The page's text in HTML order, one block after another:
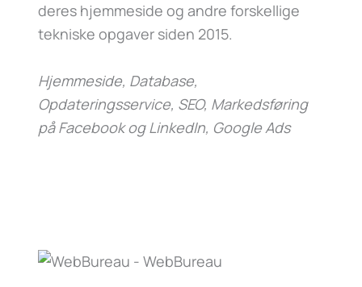
deres hjemmeside og andre forskellige
tekniske opgaver siden 2015.
Hjemmeside, Database,
Opdateringsservice, SEO, Markedsføring
på Facebook og LinkedIn, Google Ads